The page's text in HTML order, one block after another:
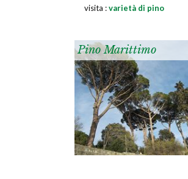
visita :varietà di pino
Pino Marittimo